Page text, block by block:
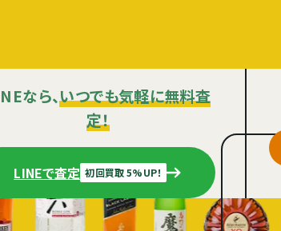
なら、いつでも気軽に無料査
定！
LINEで査定 初回買取 5%UP！